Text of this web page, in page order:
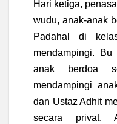
Hari ketiga,
wudu, anak-anak
Padahal di
mendampingi.
anak berdoa
mendampingi
dan Ustaz Adhit
secara privat.